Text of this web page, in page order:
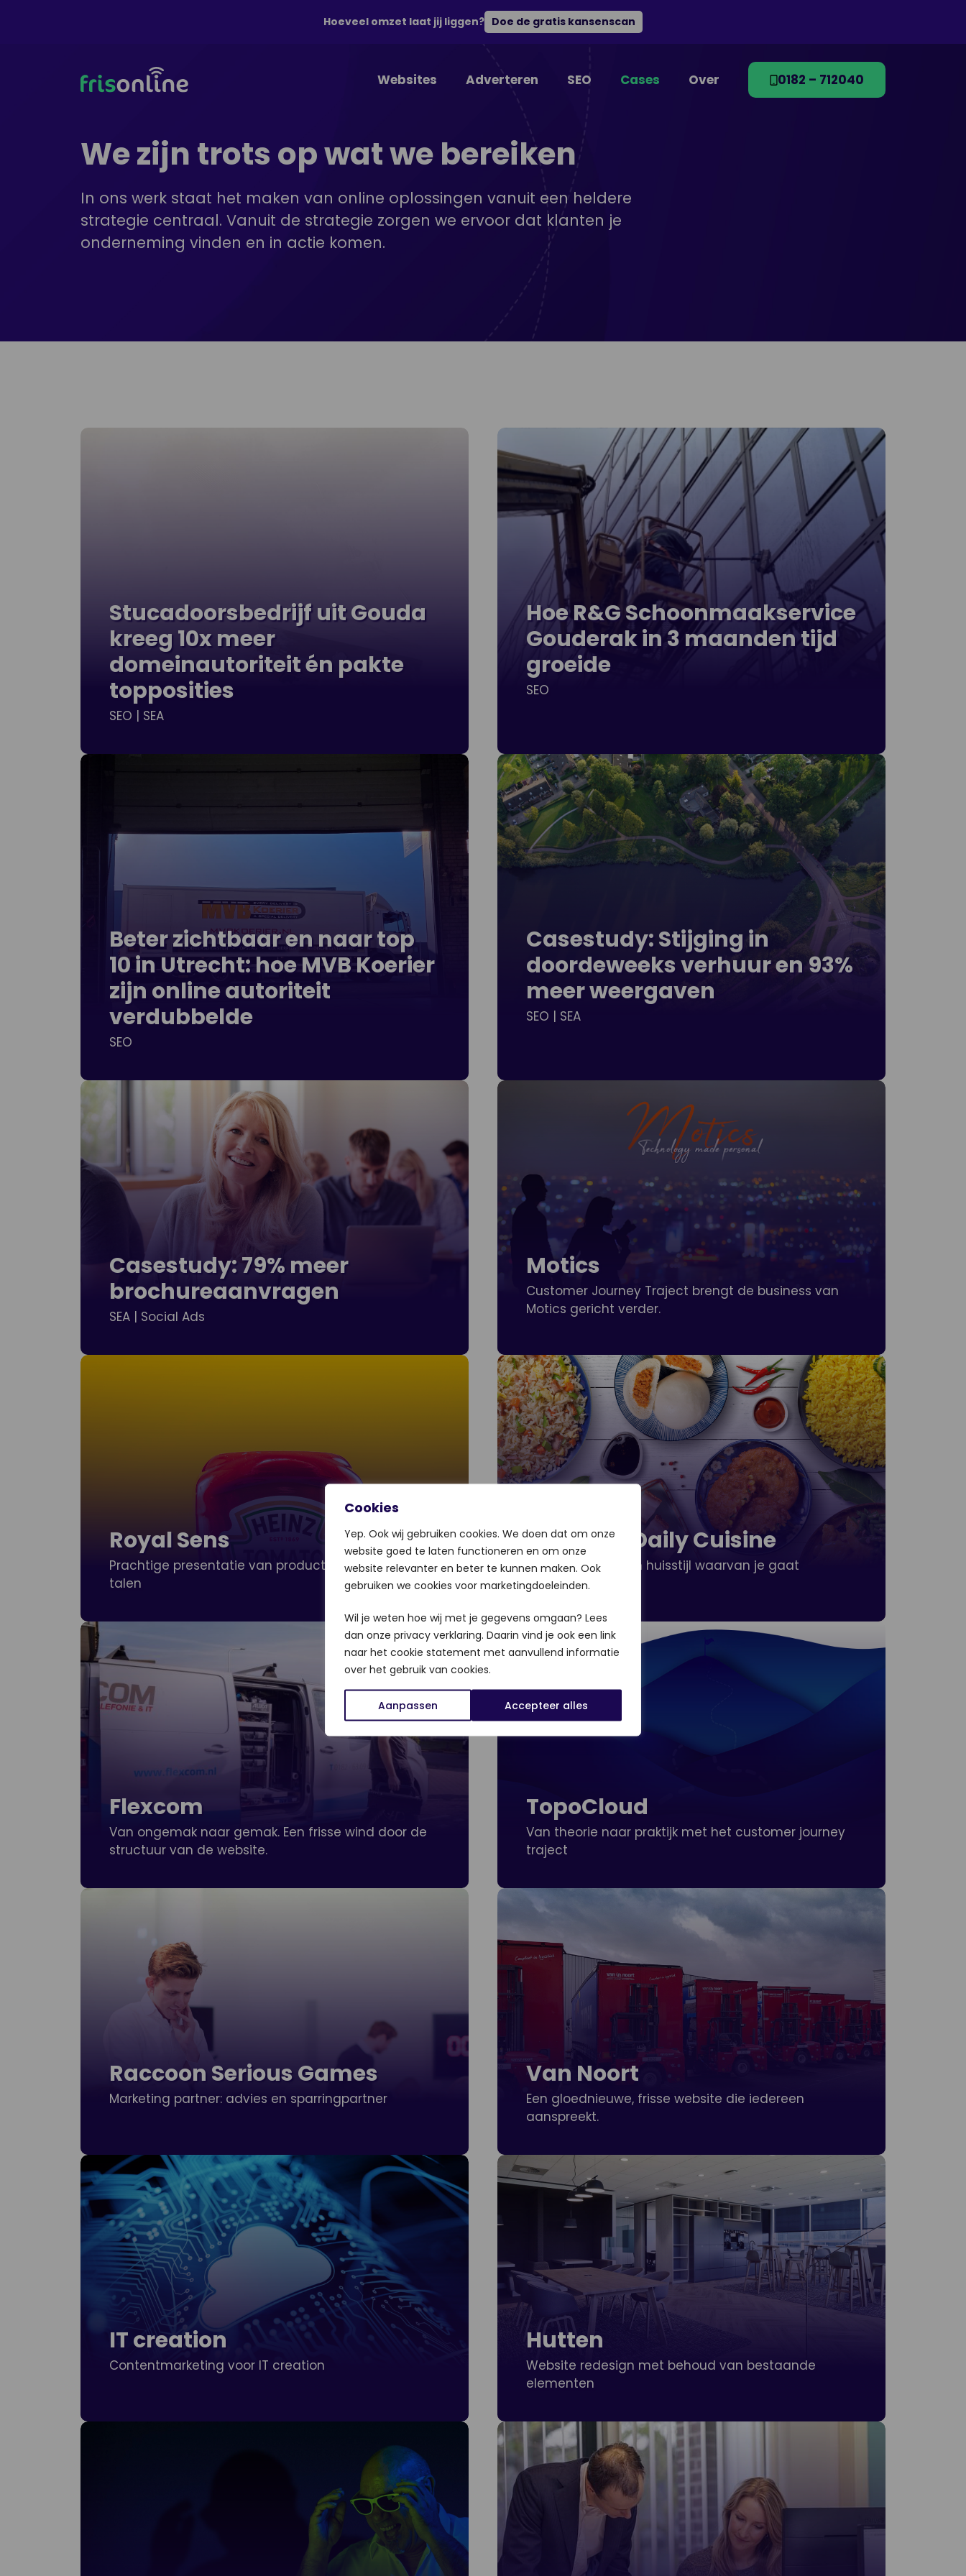
Cookies
Yep. Ook wij gebruiken cookies. We doen dat om onze
website goed te laten functioneren en om onze
website relevanter en beter te kunnen maken. Ook
gebruiken we cookies voor marketingdoeleinden.
Wil je weten hoe wij met je gegevens omgaan? Lees
dan onze privacy verklaring. Daarin vind je ook een link
naar het cookie statement met aanvullend informatie
over het gebruik van cookies.
Aanpassen Accepteer alles
Hoeveel omzet laat jij liggen? Doe de gratis kansenscan
Websites Adverteren SEO Cases Over 0182 – 712040
We zijn trots op wat we bereiken
In ons werk staat het maken van online oplossingen vanuit een heldere
strategie centraal. Vanuit de strategie zorgen we ervoor dat klanten je
onderneming vinden en in actie komen.
Stucadoorsbedrijf uit Gouda
kreeg 10x meer
domeinautoriteit én pakte
topposities
SEO | SEA
Hoe R&G Schoonmaakservice
Gouderak in 3 maanden tijd
groeide
SEO
Beter zichtbaar en naar top
10 in Utrecht: hoe MVB Koerier
zijn online autoriteit
verdubbelde
SEO
Casestudy: Stijging in
doordeweeks verhuur en 93%
meer weergaven
SEO | SEA
Casestudy: 79% meer
brochureaanvragen
SEA | Social Ads
Motics
Customer Journey Traject brengt de business van
Motics gericht verder.
Royal Sens
Prachtige presentatie van producten in meerdere
talen
Amazing Daily Cuisine
Nieuwe website en huisstijl waarvan je gaat
watertanden.
Flexcom
Van ongemak naar gemak. Een frisse wind door de
structuur van de website.
TopoCloud
Van theorie naar praktijk met het customer journey
traject
Raccoon Serious Games
Marketing partner: advies en sparringpartner
Van Noort
Een gloednieuwe, frisse website die iedereen
aanspreekt.
IT creation
Contentmarketing voor IT creation
Hutten
Website redesign met behoud van bestaande
elementen